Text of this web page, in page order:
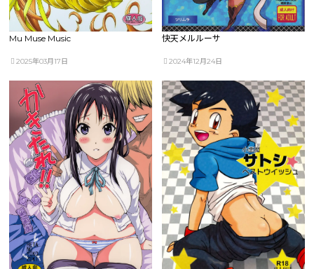
Mu Muse Music
2025年03月17日
快天メルルーサ
2024年12月24日